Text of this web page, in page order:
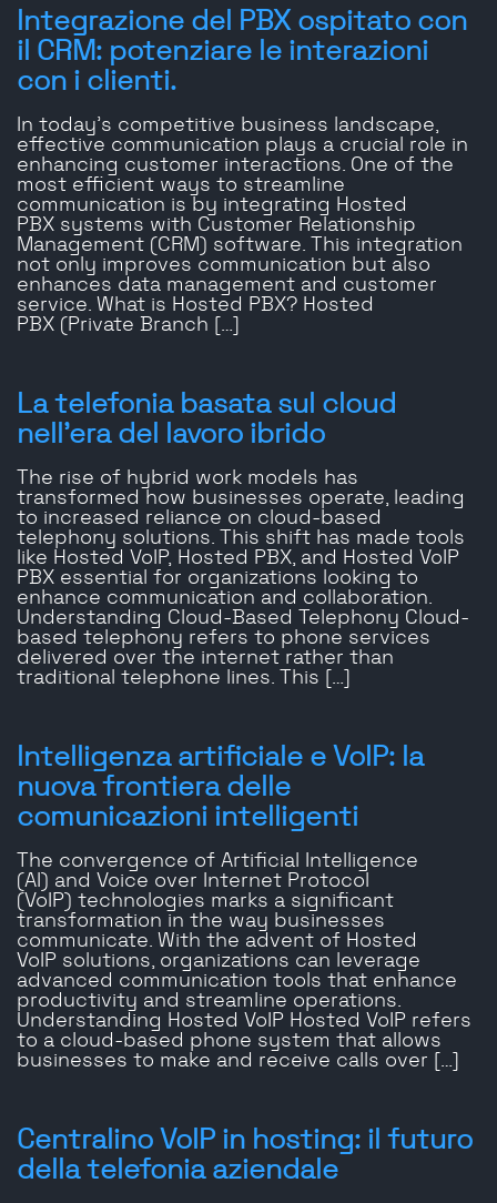
Integrazione del PBX ospitato con
il CRM: potenziare le interazioni
con i clienti.
In today’s competitive business landscape,
effective communication plays a crucial role in
enhancing customer interactions. One of the
most efficient ways to streamline
communication is by integrating Hosted
PBX systems with Customer Relationship
Management (CRM) software. This integration
not only improves communication but also
enhances data management and customer
service. What is Hosted PBX? Hosted
PBX (Private Branch […]
La telefonia basata sul cloud
nell'era del lavoro ibrido
The rise of hybrid work models has
transformed how businesses operate, leading
to increased reliance on cloud-based
telephony solutions. This shift has made tools
like Hosted VoIP, Hosted PBX, and Hosted VoIP
PBX essential for organizations looking to
enhance communication and collaboration.
Understanding Cloud-Based Telephony Cloud-
based telephony refers to phone services
delivered over the internet rather than
traditional telephone lines. This […]
Intelligenza artificiale e VoIP: la
nuova frontiera delle
comunicazioni intelligenti
The convergence of Artificial Intelligence
(AI) and Voice over Internet Protocol
(VoIP) technologies marks a significant
transformation in the way businesses
communicate. With the advent of Hosted
VoIP solutions, organizations can leverage
advanced communication tools that enhance
productivity and streamline operations.
Understanding Hosted VoIP Hosted VoIP refers
to a cloud-based phone system that allows
businesses to make and receive calls over […]
Centralino VoIP in hosting: il futuro
della telefonia aziendale